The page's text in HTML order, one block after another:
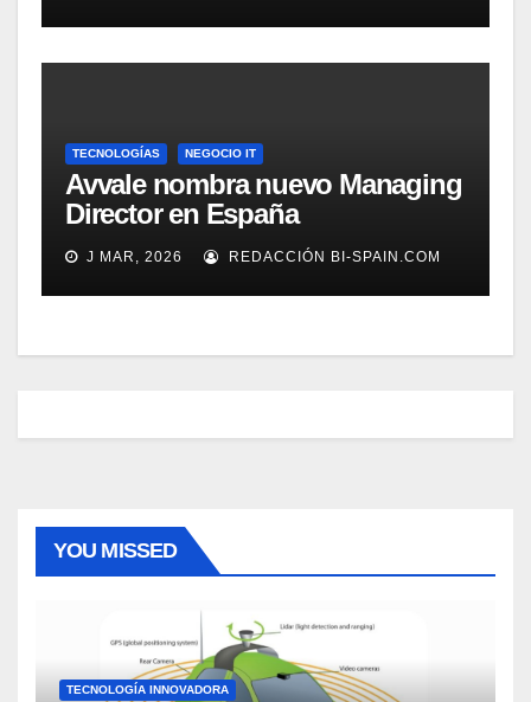
TECNOLOGÍAS NEGOCIO IT
Avvale nombra nuevo Managing
Director en España
J MAR, 2026 REDACCIÓN BI-SPAIN.COM
YOU MISSED
TECNOLOGÍA INNOVADORA